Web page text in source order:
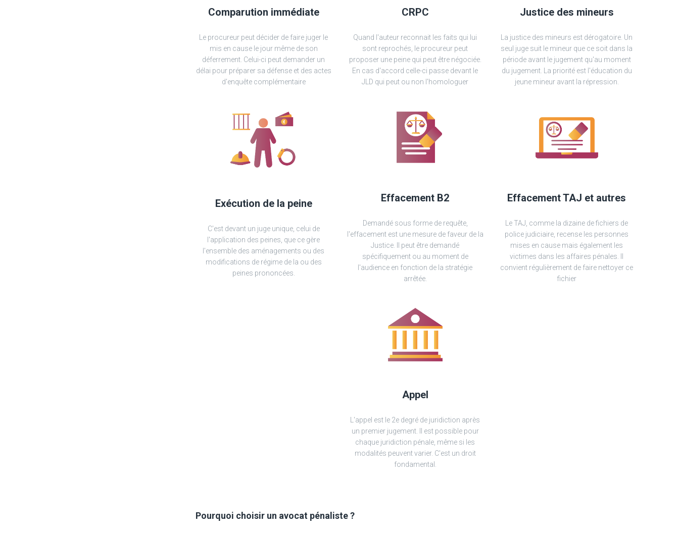
Comparution immédiate
Le procureur peut décider de faire juger le
mis en cause le jour même de son
déferrement. Celui-ci peut demander un
délai pour préparer sa défense et des actes
d'enquête complémentaire
CRPC
Quand l'auteur reconnait les faits qui lui
sont reprochés, le procureur peut
proposer une peine qui peut être négociée.
En cas d'accord celle-ci passe devant le
JLD qui peut ou non l'homologuer
Justice des mineurs
La justice des mineurs est dérogatoire. Un
seul juge suit le mineur que ce soit dans la
période avant le jugement qu'au moment
du jugement. La priorité est l'éducation du
jeune mineur avant la répression.
Exécution de la peine
C'est devant un juge unique, celui de
l'application des peines, que ce gère
l'ensemble des aménagements ou des
modifications de régime de la ou des
peines prononcées.
Effacement B2
Demandé sous forme de requête,
l'effacement est une mesure de faveur de la
Justice. Il peut être demandé
spécifiquement ou au moment de
l'audience en fonction de la stratégie
arrêtée.
Effacement TAJ et autres
Le TAJ, comme la dizaine de fichiers de
police judiciaire, recense les personnes
mises en cause mais également les
victimes dans les affaires pénales. Il
convient régulièrement de faire nettoyer ce
fichier
Appel
L'appel est le 2e degré de juridiction après
un premier jugement. Il est possible pour
chaque juridiction pénale, même si les
modalités peuvent varier. C'est un droit
fondamental.
Pourquoi choisir un avocat pénaliste ?